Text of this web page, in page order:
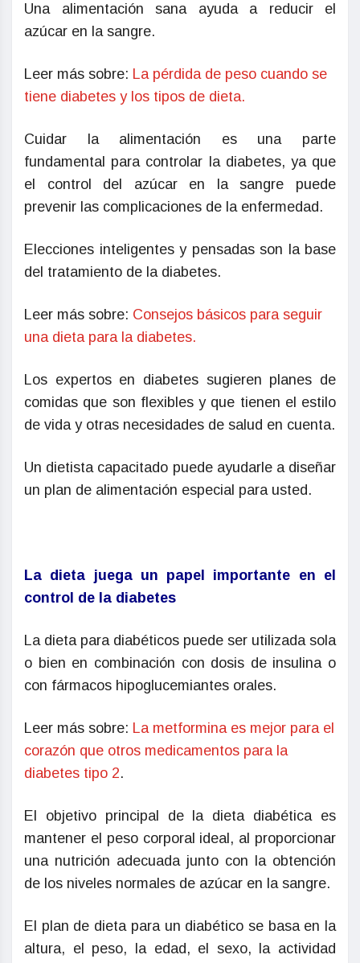
Una alimentación sana ayuda a reducir el
azúcar en la sangre.
Leer más sobre: La pérdida de peso cuando se
tiene diabetes y los tipos de dieta.
Cuidar la alimentación es una parte
fundamental para controlar la diabetes, ya que
el control del azúcar en la sangre puede
prevenir las complicaciones de la enfermedad.
Elecciones inteligentes y pensadas son la base
del tratamiento de la diabetes.
Leer más sobre: Consejos básicos para seguir
una dieta para la diabetes.
Los expertos en diabetes sugieren planes de
comidas que son flexibles y que tienen el estilo
de vida y otras necesidades de salud en cuenta.
Un dietista capacitado puede ayudarle a diseñar
un plan de alimentación especial para usted.
La dieta juega un papel importante en el
control de la diabetes
La dieta para diabéticos puede ser utilizada sola
o bien en combinación con dosis de insulina o
con fármacos hipoglucemiantes orales.
Leer más sobre: La metformina es mejor para el
corazón que otros medicamentos para la
diabetes tipo 2.
El objetivo principal de la dieta diabética es
mantener el peso corporal ideal, al proporcionar
una nutrición adecuada junto con la obtención
de los niveles normales de azúcar en la sangre.
El plan de dieta para un diabético se basa en la
altura, el peso, la edad, el sexo, la actividad